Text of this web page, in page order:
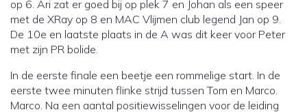
op 6. Ari zat er goed bij op plek 7 en Johan als een speer
met de XRay op 8 en MAC Vlijmen club legend Jan op 9.
De 10e en laatste plaats in de A was dit keer voor Peter
met zijn PR bolide.
In de eerste finale een beetje een rommelige start. In de
eerste twee minuten flinke strijd tussen Tom en Marco.
Marco. Na een aantal positiewisselingen voor de leiding